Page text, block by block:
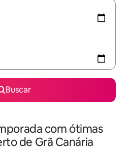
Buscar
com ótimas
de Grã Canária